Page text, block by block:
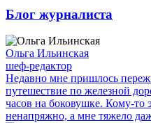
Блог журналиста
Ольга Ильинская
шеф-редактор
Недавно мне пришлось
путешествие по железной
часов на боковушке. Кому-то
ненапряжно, а мне тяжело